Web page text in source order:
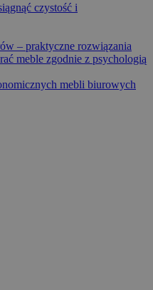
czystość i
– praktyczne rozwiązania
meble zgodnie z psychologią
mebli biurowych